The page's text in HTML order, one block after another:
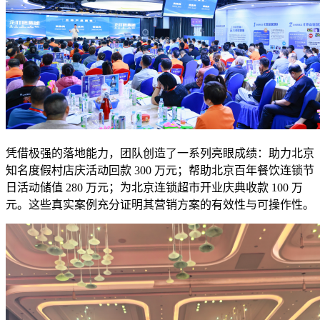
凭借极强的落地能力，团队创造了一系列亮眼成绩：助力北京
知名度假村店庆活动回款 300 万元；帮助北京百年餐饮连锁节
日活动储值 280 万元；为北京连锁超市开业庆典收款 100 万
元。这些真实案例充分证明其营销方案的有效性与可操作性。